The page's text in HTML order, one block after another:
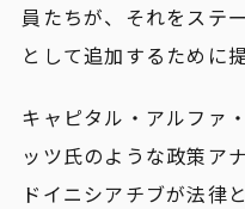
員たちが、それをステ
として追加するために
キャピタル・アルファ
ッツ氏のような政策ア
ドイニシアチブが法律